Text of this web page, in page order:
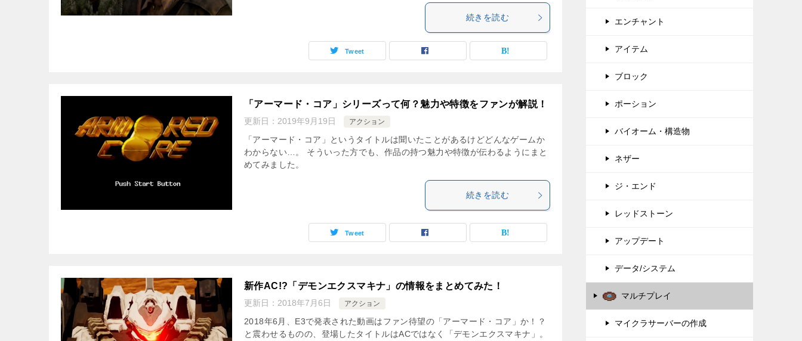
続きを読む
Tweet
「アーマード・コア」シリーズって何？魅力や特徴をファンが解説！
更新日： 2019年9月19日 アクション
「アーマード・コア」というタイトルは聞いたことがあるけどどんなゲームか
わからない…。 そういった方でも、作品の持つ魅力や特徴が伝わるようにまと
めてみました。
続きを読む
Tweet
新作AC!?「デモンエクスマキナ」の情報をまとめてみた！
更新日： 2018年7月6日 アクション
2018年6月、E3で発表された動画はファン待望の「アーマード・コア」か！？
と震わせるものの、登場したタイトルはACではなく「デモンエクスマキナ」。
エンチャント
アイテム
ブロック
ポーション
バイオーム・構造物
ネザー
ジ・エンド
レッドストーン
アップデート
データ/システム
マルチプレイ
マイクラサーバーの作成